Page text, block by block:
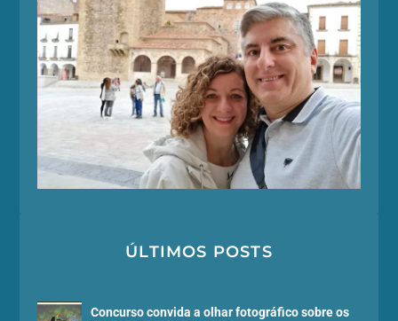
ÚLTIMOS POSTS
Concurso convida a olhar fotográfico sobre os